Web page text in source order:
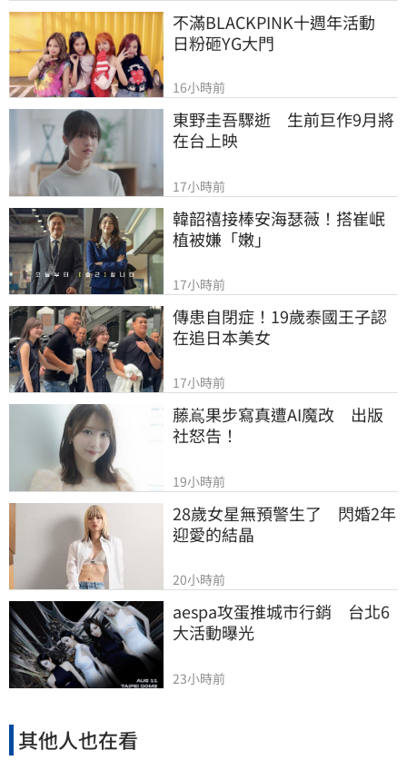
不滿BLACKPINK十週年活動
日粉砸YG大門
16小時前
東野圭吾驟逝　生前巨作9月將
在台上映
17小時前
韓韶禧接棒安海瑟薇！搭崔岷
植被嫌「嫩」
17小時前
傳患自閉症！19歲泰國王子認
在追日本美女
17小時前
藤嶌果步寫真遭AI魔改　出版
社怒告！
19小時前
28歲女星無預警生了　閃婚2年
迎愛的結晶
20小時前
aespa攻蛋推城市行銷　台北6
大活動曝光
23小時前
其他人也在看